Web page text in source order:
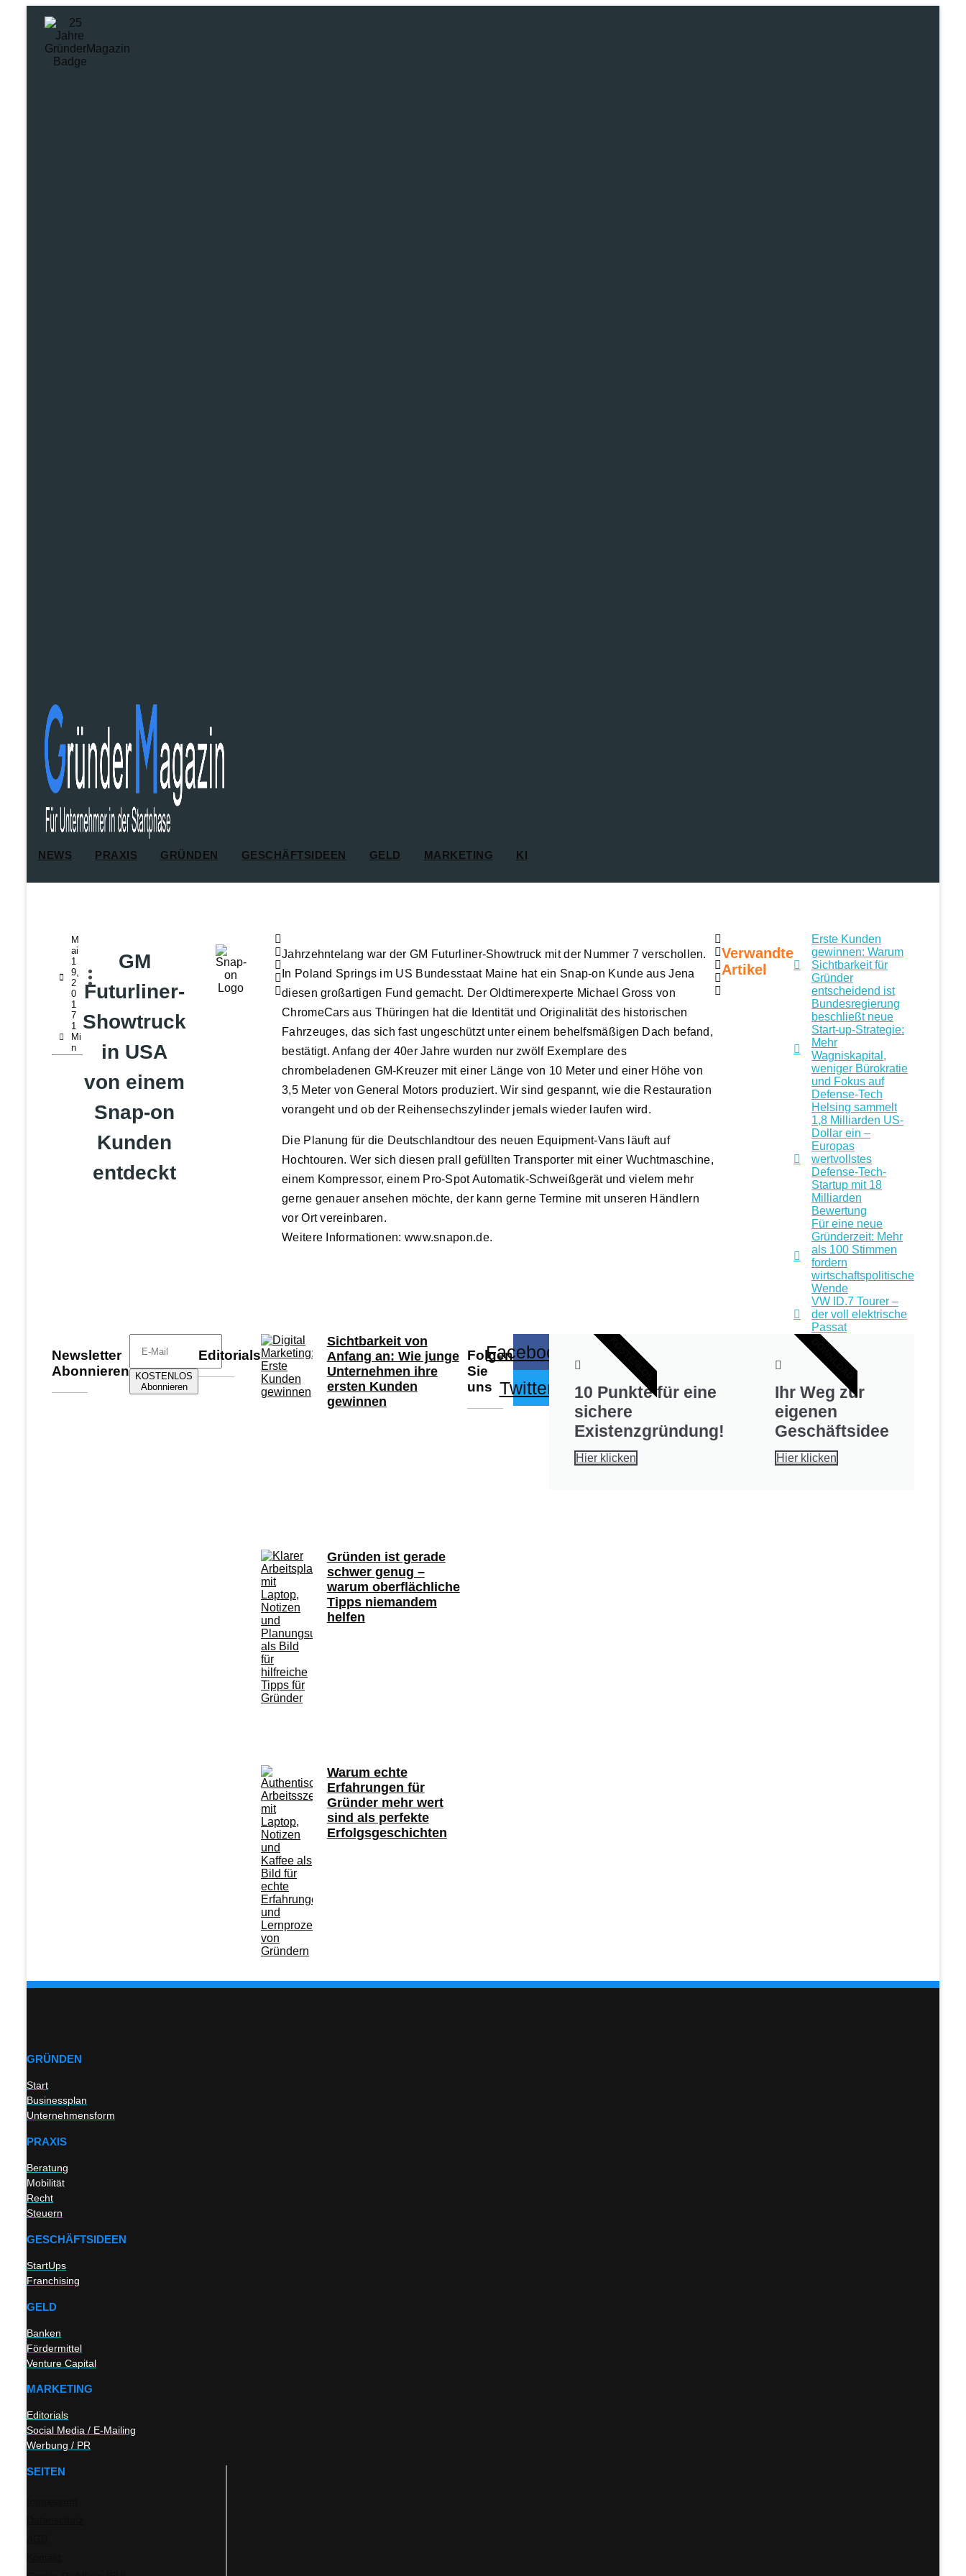
NEWS PRAXIS GRÜNDEN GESCHÄFTSIDEEN GELD MARKETING KI
M
Ai
1
9,
2
0
1
7
1
Mi
N
GM
Futurliner-
Showtruck
in USA
von einem
Snap-on
Kunden
entdeckt
Jahrzehntelang war der GM Futurliner-Showtruck mit der Nummer 7 verschollen.
In Poland Springs im US Bundesstaat Maine hat ein Snap-on Kunde aus Jena
diesen großartigen Fund gemacht. Der Oldtimerexperte Michael Gross von
ChromeCars aus Thüringen hat die Identität und Originalität des historischen
Fahrzeuges, das sich fast ungeschützt unter einem behelfsmäßigen Dach befand,
bestätigt. Anfang der 40er Jahre wurden nur zwölf Exemplare des
chrombeladenen GM-Kreuzer mit einer Länge von 10 Meter und einer Höhe von
3,5 Meter von General Motors produziert. Wir sind gespannt, wie die Restauration
vorangeht und ob der Reihensechszylinder jemals wieder laufen wird.
Die Planung für die Deutschlandtour des neuen Equipment-Vans läuft auf
Hochtouren. Wer sich diesen prall gefüllten Transporter mit einer Wuchtmaschine,
einem Kompressor, einem Pro-Spot Automatik-Schweißgerät und vielem mehr
gerne genauer ansehen möchte, der kann gerne Termine mit unseren Händlern
vor Ort vereinbaren.
Weitere Informationen: www.snapon.de.
Verwandte
Artikel
Erste Kunden
gewinnen: Warum
Sichtbarkeit für
Gründer
entscheidend ist
Bundesregierung
beschließt neue
Start-up-Strategie:
Mehr
Wagniskapital,
weniger Bürokratie
und Fokus auf
Defense-Tech
Helsing sammelt
1,8 Milliarden US-
Dollar ein –
Europas
wertvollstes
Defense-Tech-
Startup mit 18
Milliarden
Bewertung
Für eine neue
Gründerzeit: Mehr
als 100 Stimmen
fordern
wirtschaftspolitische
Wende
VW ID.7 Tourer –
der voll elektrische
Passat
Newsletter
Abonnieren​
KOSTENLOS
Abonnieren
Editorials
Sichtbarkeit von
Anfang an: Wie junge
Unternehmen ihre
ersten Kunden
gewinnen
Gründen ist gerade
schwer genug –
warum oberflächliche
Tipps niemandem
helfen
Warum echte
Erfahrungen für
Gründer mehr wert
sind als perfekte
Erfolgsgeschichten
Folgen
Sie
uns
Facebook
Twitter
10 Punkte für eine
sichere
Existenzgründung!
Hier klicken
KOSTENLOS
Ihr Weg zur
eigenen
Geschäftsidee
Hier klicken
DOWNLOAD
GRÜNDEN
Start
Businessplan
Unternehmensform
PRAXIS
Beratung
Mobilität
Recht
Steuern
GESCHÄFTSIDEEN
StartUps
Franchising
GELD
Banken
Fördermittel
Venture Capital
MARKETING
Editorials
Social Media / E-Mailing
Werbung / PR
SEITEN